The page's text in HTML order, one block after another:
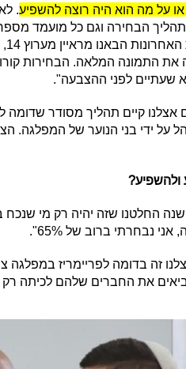
על מה הוא היה רוצה להשפיע.
הבחירה וגם כל מועמד
את התמונה המלאה. הבחירות
שעתיים לפני ההצבעה".
אצלנו קיים תהליך מסודר שדומה
על ידי בני הנוער של המפלגה.
ולהשפיע?
החלטנו שזה יהיה רק מי שנכח
נבחרתי ברוב של 65%".
זה בדומה לפריימריז במפלגה
את החברים שלהם לכיתה רק